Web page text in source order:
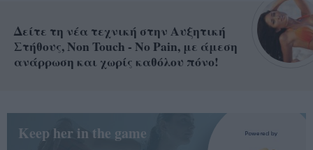
Δείτε τη νέα τεχνική στην Αυξητική
Στήθους, Non Touch - No Pain, με άμεση
ανάρρωση και χωρίς καθόλου πόνο!
Keep her in the game